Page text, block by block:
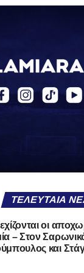
σήμερα
σε
ξανά ή να
τι θέλει να
αντί για
με τις
τους αδυναμίες.
δεν
σαλόνι.
ΤΕΛΕΥΤΑΊΑ
οι
– Στον
και